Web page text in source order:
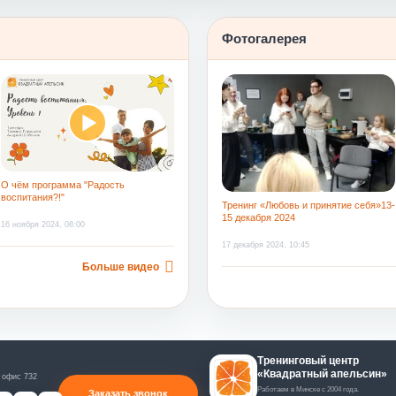
О чём программа "Радость
воспитания?!"
16 ноября 2024, 08:00
Больше видео
Фотогалерея
Тренинг «Любовь и принятие себя»13-
15 декабря 2024
17 декабря 2024, 10:45
Тренинговый центр
«Квадратный апельсин»
Работаем в Минске с 2004 года.
Заказать звонок
732